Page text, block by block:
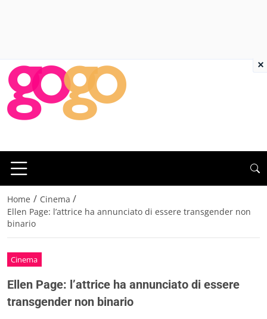
Home / Cinema /
Ellen Page: l’attrice ha annunciato di essere transgender non
binario
Cinema
Ellen Page: l’attrice ha annunciato di essere
transgender non binario
×